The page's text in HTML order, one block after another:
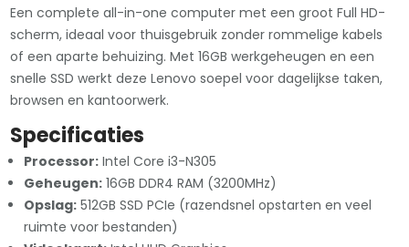
Een complete all-in-one computer met een groot Full HD-
scherm, ideaal voor thuisgebruik zonder rommelige kabels
of een aparte behuizing. Met 16GB werkgeheugen en een
snelle SSD werkt deze Lenovo soepel voor dagelijkse taken,
browsen en kantoorwerk.
Specificaties
Processor: Intel Core i3-N305
Geheugen: 16GB DDR4 RAM (3200MHz)
Opslag: 512GB SSD PCIe (razendsnel opstarten en veel
ruimte voor bestanden)